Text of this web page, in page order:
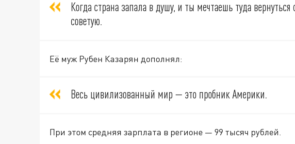
Когда страна запала в душу, и ты мечтаешь туда
советую.
Её муж Рубен Казарян дополнял:
Весь цивилизованный мир — это пробник Америки.
При этом средняя зарплата в регионе — 99 тысяч рублей.